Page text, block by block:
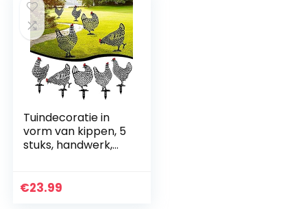
Tuindecoratie in
vorm van kippen, 5
stuks, handwerk,
de tuin, decoratief,
€23.99